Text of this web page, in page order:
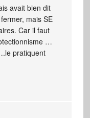
avait bien dit
mais SE
Car il faut
…
pratiquent